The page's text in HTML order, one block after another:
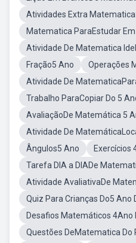
Atividades Extra
Matematica ParaEstudar
Atividade De Matematica
Fração5 Ano
Operações
Atividade De
Trabalho ParaCopiar Do 5
AvaliaçãoDe Matemática 5
Atividade De
Ângulos5 Ano
Exercícios
Tarefa DIA a DIADe
Atividade AvaliativaDe
Quiz Para Crianças Do5 Ano
Desafios Matemáticos 4Ano
Questões DeMatematica Do